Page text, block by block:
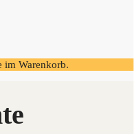
im Warenkorb.